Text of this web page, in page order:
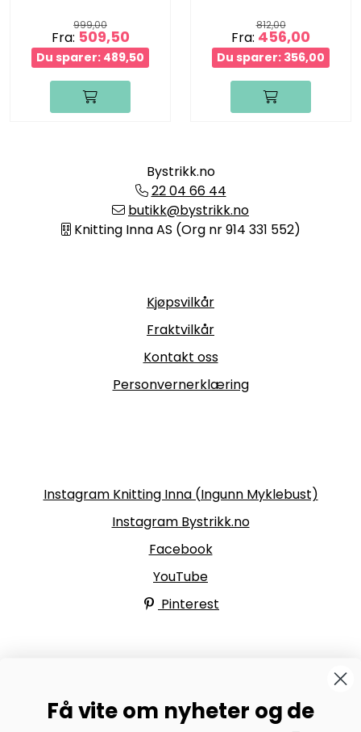
999,00
Fra: 509,50
Du sparer: 489,50
812,00
Fra: 456,00
Du sparer: 356,00
Bystrikk.no
22 04 66 44
butikk@bystrikk.no
Knitting Inna AS (Org nr 914 331 552)
Kjøpsvilkår
Fraktvilkår
Kontakt oss
Personvernerklæring
Instagram Knitting Inna (Ingunn Myklebust)
Instagram Bystrikk.no
Facebook
YouTube
Pinterest
Bli medlem av Bystrikk-forumet vårt på Facebook og
Få vite om nyheter og de